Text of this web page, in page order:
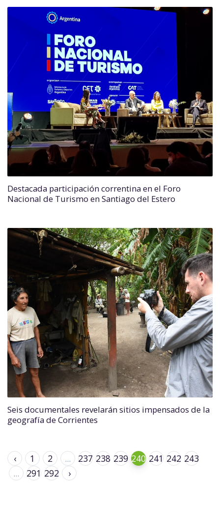
Destacada participación correntina en el Foro
Nacional de Turismo en Santiago del Estero
Seis documentales revelarán sitios impensados de la
geografía de Corrientes
‹ 1 2 ... 237 238 239 240 241 242 243
...
291 292 ›